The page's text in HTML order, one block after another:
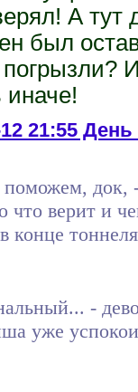
А тут
был
иначе!
21:55 День
док,
что верит и
конце
-
уже